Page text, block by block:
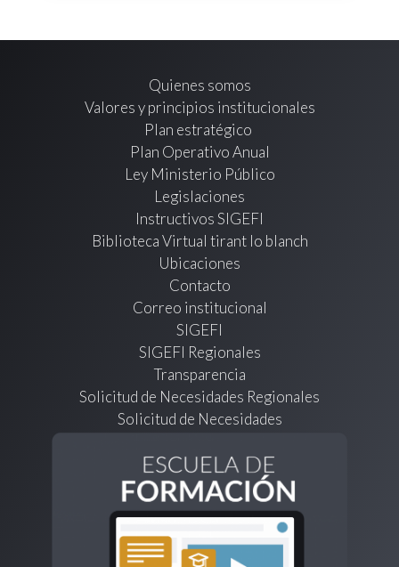
Quienes somos
Valores y principios institucionales
Plan estratégico
Plan Operativo Anual
Ley Ministerio Público
Legislaciones
Instructivos SIGEFI
Biblioteca Virtual tirant lo blanch
Ubicaciones
Contacto
Correo institucional
SIGEFI
SIGEFI Regionales
Transparencia
Solicitud de Necesidades Regionales
Solicitud de Necesidades